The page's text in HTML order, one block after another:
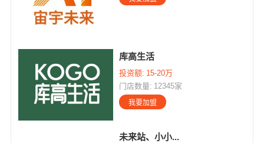
库高生活
投资额: 15-20万
门店数量: 12345家
未来站、小小...